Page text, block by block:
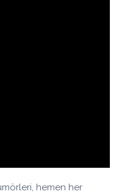
hemen her